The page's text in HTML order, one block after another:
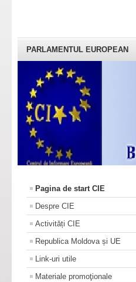
PARLAMENTUL EUROPEAN
Pagina de start CIE
Despre CIE
Activități CIE
Republica Moldova și UE
Link-uri utile
Materiale promoţionale